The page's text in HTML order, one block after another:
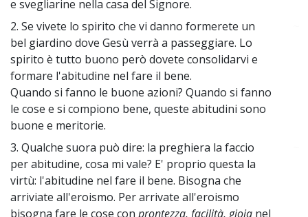
e svegliarine nella casa del Signore.
2. Se vivete lo spirito che vi danno formerete un
bel giardino dove Gesù verrà a passeggiare. Lo
spirito è tutto buono però dovete consolidarvi e
formare l'abitudine nel fare il bene.
Quando si fanno le buone azioni? Quando si fanno
le cose e si compiono bene, queste abitudini sono
buone e meritorie.
3. Qualche suora può dire: la preghiera la faccio
per abitudine, cosa mi vale? E' proprio questa la
virtù: l'abitudine nel fare il bene. Bisogna che
arriviate all'eroismo. Per arrivate all'eroismo
bisogna fare le cose con prontezza, facilità, gioia nel